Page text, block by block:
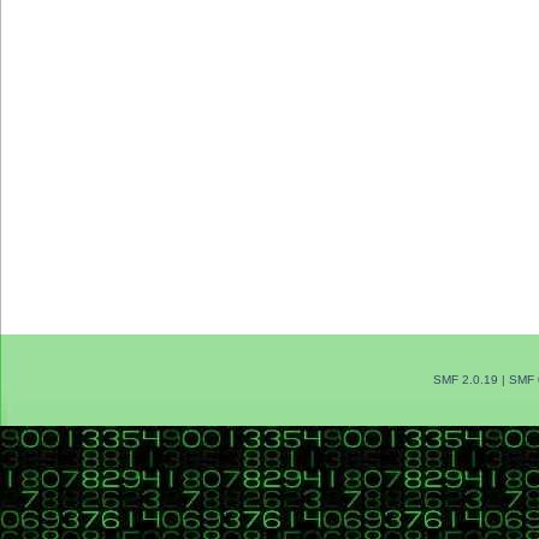
SMF 2.0.19 | SMF